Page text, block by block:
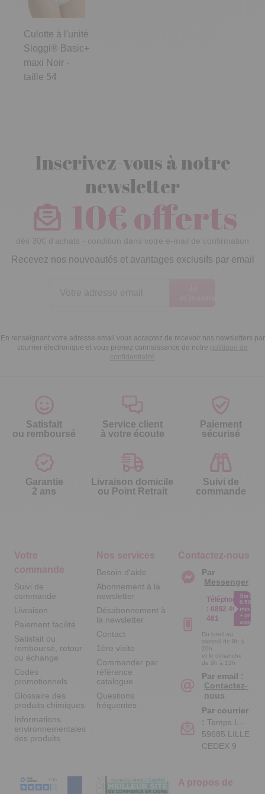
Culotte à l'unité
Sloggi® Basic+
maxi Noir -
taille 54
Inscrivez-vous à notre
newsletter
10€ offerts
dès 30€ d’achats - condition dans votre e-mail de confirmation
Recevez nos nouveautés et avantages exclusifs par email
En renseignant votre adresse email vous acceptez de recevoir nos newsletters par
courrier électronique et vous prenez connaissance de notre politique de
confidentialité
Satisfait
ou remboursé
Service client
à votre écoute
Paiement
sécurisé
Garantie
2 ans
Livraison domicile
ou Point Retrait
Suivi de
commande
Votre
commande
Suivi de
commande
Livraison
Paiement facilité
Satisfait ou
remboursé, retour
ou échange
Codes
promotionnels
Glossaire des
produits chimiques
Informations
environnementales
des produits
Nos services
Besoin d'aide
Abonnement à la
newsletter
Désabonnement à
la newsletter
Contact
1ère visite
Commander par
référence
catalogue
Questions
fréquentes
A propos de
Contactez-nous
Par
Messenger
Téléphone
: 0892 461
461
Service
0.50€ /
min
+ prix
appel
Du lundi au
samedi de 8h à
20h
et le dimanche
de 9h à 13h
Par email :
Contactez-
nous
Par courrier
: Temps L -
59685 LILLE
CEDEX 9